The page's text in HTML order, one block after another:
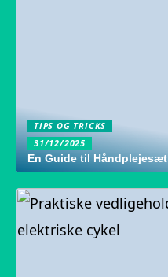
TIPS OG TRICKS
31/12/2025
En Guide til Håndplejesæt